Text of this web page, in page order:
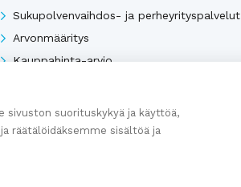
Sukupolvenvaihdos- ja perheyrityspalvelut
Arvonmääritys
Kauppahinta-arvio
sivuston suorituskykyä ja käyttöä,
räätälöidäksemme sisältöä ja